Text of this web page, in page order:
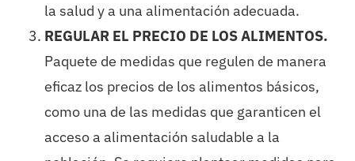
la salud y a una alimentación adecuada.
REGULAR EL PRECIO DE LOS ALIMENTOS.
Paquete de medidas que regulen de manera
eficaz los precios de los alimentos básicos,
como una de las medidas que garanticen el
acceso a alimentación saludable a la